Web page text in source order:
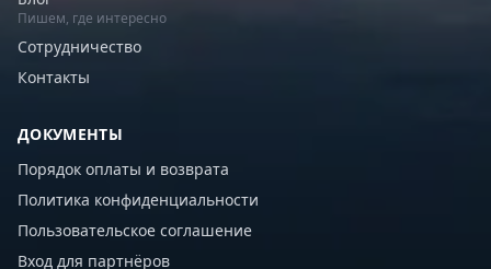
Пишем, где интересно
Сотрудничество
Контакты
ДОКУМЕНТЫ
Порядок оплаты и возврата
Политика конфиденциальности
Пользовательское соглашение
Вход для партнёров